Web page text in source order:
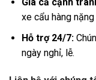
Giá cả cạnh
xe cẩu hàng
Hỗ trợ 24/7:
ngày nghỉ, lễ.